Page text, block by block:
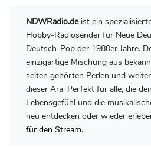
NDWRadio.deist ein
Hobby-Radiosender für Neue
Deutsch-Pop der 1980er Jahre.
einzigartige Mischung aus
selten gehörten Perlen und
dieser Ära. Perfekt für alle, die
Lebensgefühl und die
neu entdecken oder wieder
für den Stream.